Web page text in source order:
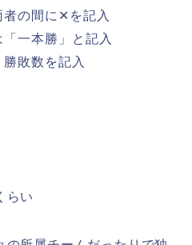
者の間に✕を記入
一本勝」と記入
敗数を記入
らい